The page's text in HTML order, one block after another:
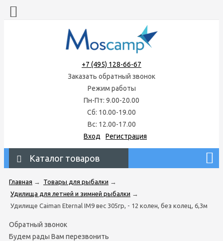
+7 (495) 128-66-67
Заказать обратный звонок
Режим работы
Пн-Пт: 9.00-20.00
Сб: 10.00-19.00
Вс: 12.00-17.00
Вход
Регистрация
Каталог товаров
Главная → Товары для рыбалки →
Удилища для летней и зимней рыбалки →
Удилище Caiman Eternal IM9 вес 305гр, - 12 колен, без колец, 6,3м
Обратный звонок
Будем рады Вам перезвонить